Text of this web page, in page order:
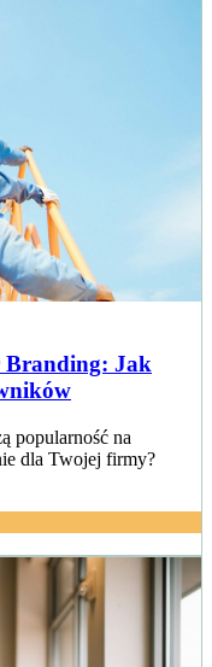
Branding: Jak
popularność na
dla Twojej firmy?